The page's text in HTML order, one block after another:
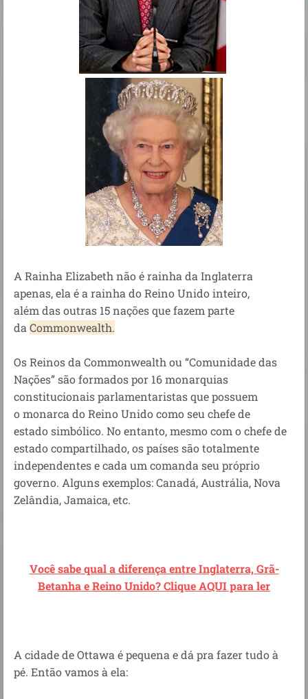
A Rainha Elizabeth não é rainha da Inglaterra
apenas, ela é a rainha do Reino Unido inteiro,
além das outras 15 nações que fazem parte
da Commonwealth.
Os Reinos da Commonwealth ou “Comunidade das
Nações” são formados por 16 monarquias
constitucionais parlamentaristas que possuem
o monarca do Reino Unido como seu chefe de
estado simbólico. No entanto, mesmo com o chefe de
estado compartilhado, os países são totalmente
independentes e cada um comanda seu próprio
governo. Alguns exemplos: Canadá, Austrália, Nova
Zelândia, Jamaica, etc.
Você sabe qual a diferença entre Inglaterra, Grã-
Betanha e Reino Unido? Clique AQUI para ler
A cidade de Ottawa é pequena e dá pra fazer tudo à
pé. Então vamos à ela: